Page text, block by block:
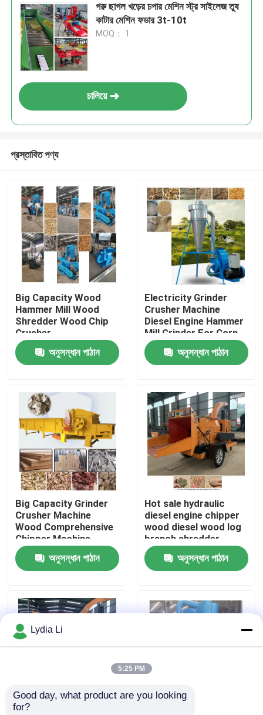
পণ্য
VR প্রদর্শন
আমাদের সম্পর্কে
কারখানা ভ্রমণ
মান নিয়ন্ত্রণ
আমাদের সাথে যোগাযোগ করুন
উদ্ধৃতির জন্য আবেদন
কাঠের পিলেট মিল
গরু ছাগল খড়ের চপার মেশিন স্ট্র সাইলেজ তুষ
কাটার মেশিন ফডার 3t-10t
MOQ： 1
চালিয়ে
প্রস্তাবিত পণ্য
Big Capacity Wood
Hammer Mill Wood
Shredder Wood Chip
Crusher
অনুসন্ধান পাঠান
Electricity Grinder
Crusher Machine
Diesel Engine Hammer
Mill Grinder For Corn
অনুসন্ধান পাঠান
Big Capacity Grinder
Crusher Machine
Wood Comprehensive
Chipper Machine
Furniture Wastes
অনুসন্ধান পাঠান
Hot sale hydraulic
diesel engine chipper
wood diesel wood log
branch shredder
machine
অনুসন্ধান পাঠান
50 এইচপি স্বচালিত ডিজেল কাঠ
Lydia Li
5:25 PM
Good day, what product are you looking
for?